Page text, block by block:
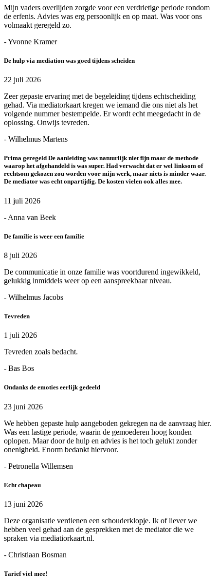
Mijn vaders overlijden zorgde voor een verdrietige periode rondom
de erfenis. Advies was erg persoonlijk en op maat. Was voor ons
volmaakt geregeld zo.
- Yvonne Kramer
De hulp via mediation was goed tijdens scheiden
22 juli 2026
Zeer gepaste ervaring met de begeleiding tijdens echtscheiding
gehad. Via mediatorkaart kregen we iemand die ons niet als het
volgende nummer bestempelde. Er wordt echt meegedacht in de
oplossing. Onwijs tevreden.
- Wilhelmus Martens
Prima geregeld De aanleiding was natuurlijk niet fijn maar de methode
waarop het afgehandeld is was super. Had verwacht dat er wel linksom of
rechtsom gekozen zou worden voor mijn werk, maar niets is minder waar.
De mediator was echt onpartijdig. De kosten vielen ook alles mee.
11 juli 2026
- Anna van Beek
De familie is weer een familie
8 juli 2026
De communicatie in onze familie was voortdurend ingewikkeld,
gelukkig inmiddels weer op een aanspreekbaar niveau.
- Wilhelmus Jacobs
Tevreden
1 juli 2026
Tevreden zoals bedacht.
- Bas Bos
Ondanks de emoties eerlijk gedeeld
23 juni 2026
We hebben gepaste hulp aangeboden gekregen na de aanvraag hier.
Was een lastige periode, waarin de gemoederen hoog konden
oplopen. Maar door de hulp en advies is het toch gelukt zonder
onenigheid. Enorm bedankt hiervoor.
- Petronella Willemsen
Echt chapeau
13 juni 2026
Deze organisatie verdienen een schouderklopje. Ik of liever we
hebben veel gehad aan de gesprekken met de mediator die we
spraken via mediatiorkaart.nl.
- Christiaan Bosman
Tarief viel mee!